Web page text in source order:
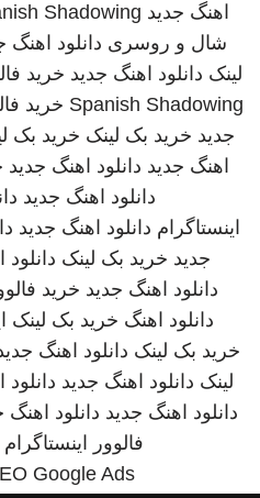
اهنگ جدید Shadowing
شال و روسری دانلود اهنگ
لینک دانلود اهنگ جدید خرید
Spanish Shadowing خرید
جدید خرید بک لینک خرید بک
اهنگ جدید دانلود اهنگ جدید
دانلود اهنگ جدید
اینستاگرام دانلود اهنگ جدید
جدید خرید بک لینک
دانلود اهنگ جدید خرید
دانلود اهنگ خرید بک لینک
خرید بک لینک دانلود اهنگ
لینک دانلود اهنگ جدید
دانلود اهنگ جدید دانلود اهنگ
فالوور اینستاگرام
Google Ads